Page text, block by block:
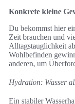
Konkrete kleine
Du bekommst hier
Zeit brauchen und
Alltagstauglichkeit
Wohlbefinden
anderen, um
Hydration: Wasser
Ein stabiler